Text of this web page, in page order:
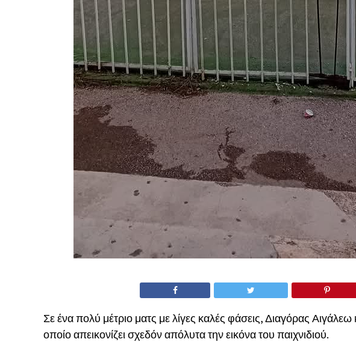
Σε ένα πολύ μέτριο ματς με λίγες καλές φάσεις, Διαγόρας
οποίο απεικονίζει σχεδόν απόλυτα την εικόνα του παιχνιδιού.